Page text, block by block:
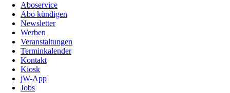
Aboservice
Abo kündigen
Newsletter
Werben
Veranstaltungen
Terminkalender
Kontakt
Kiosk
jW-App
Jobs